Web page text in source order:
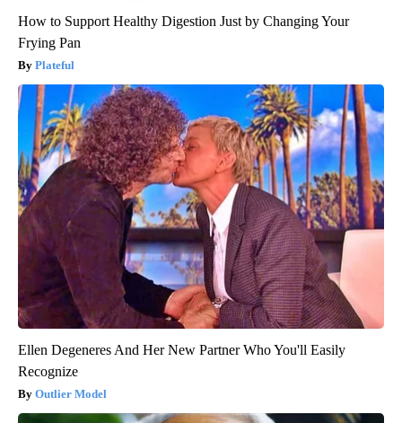
How to Support Healthy Digestion Just by Changing Your
Frying Pan
Plateful
Ellen Degeneres And Her New Partner Who You'll Easily
Recognize
Outlier Model